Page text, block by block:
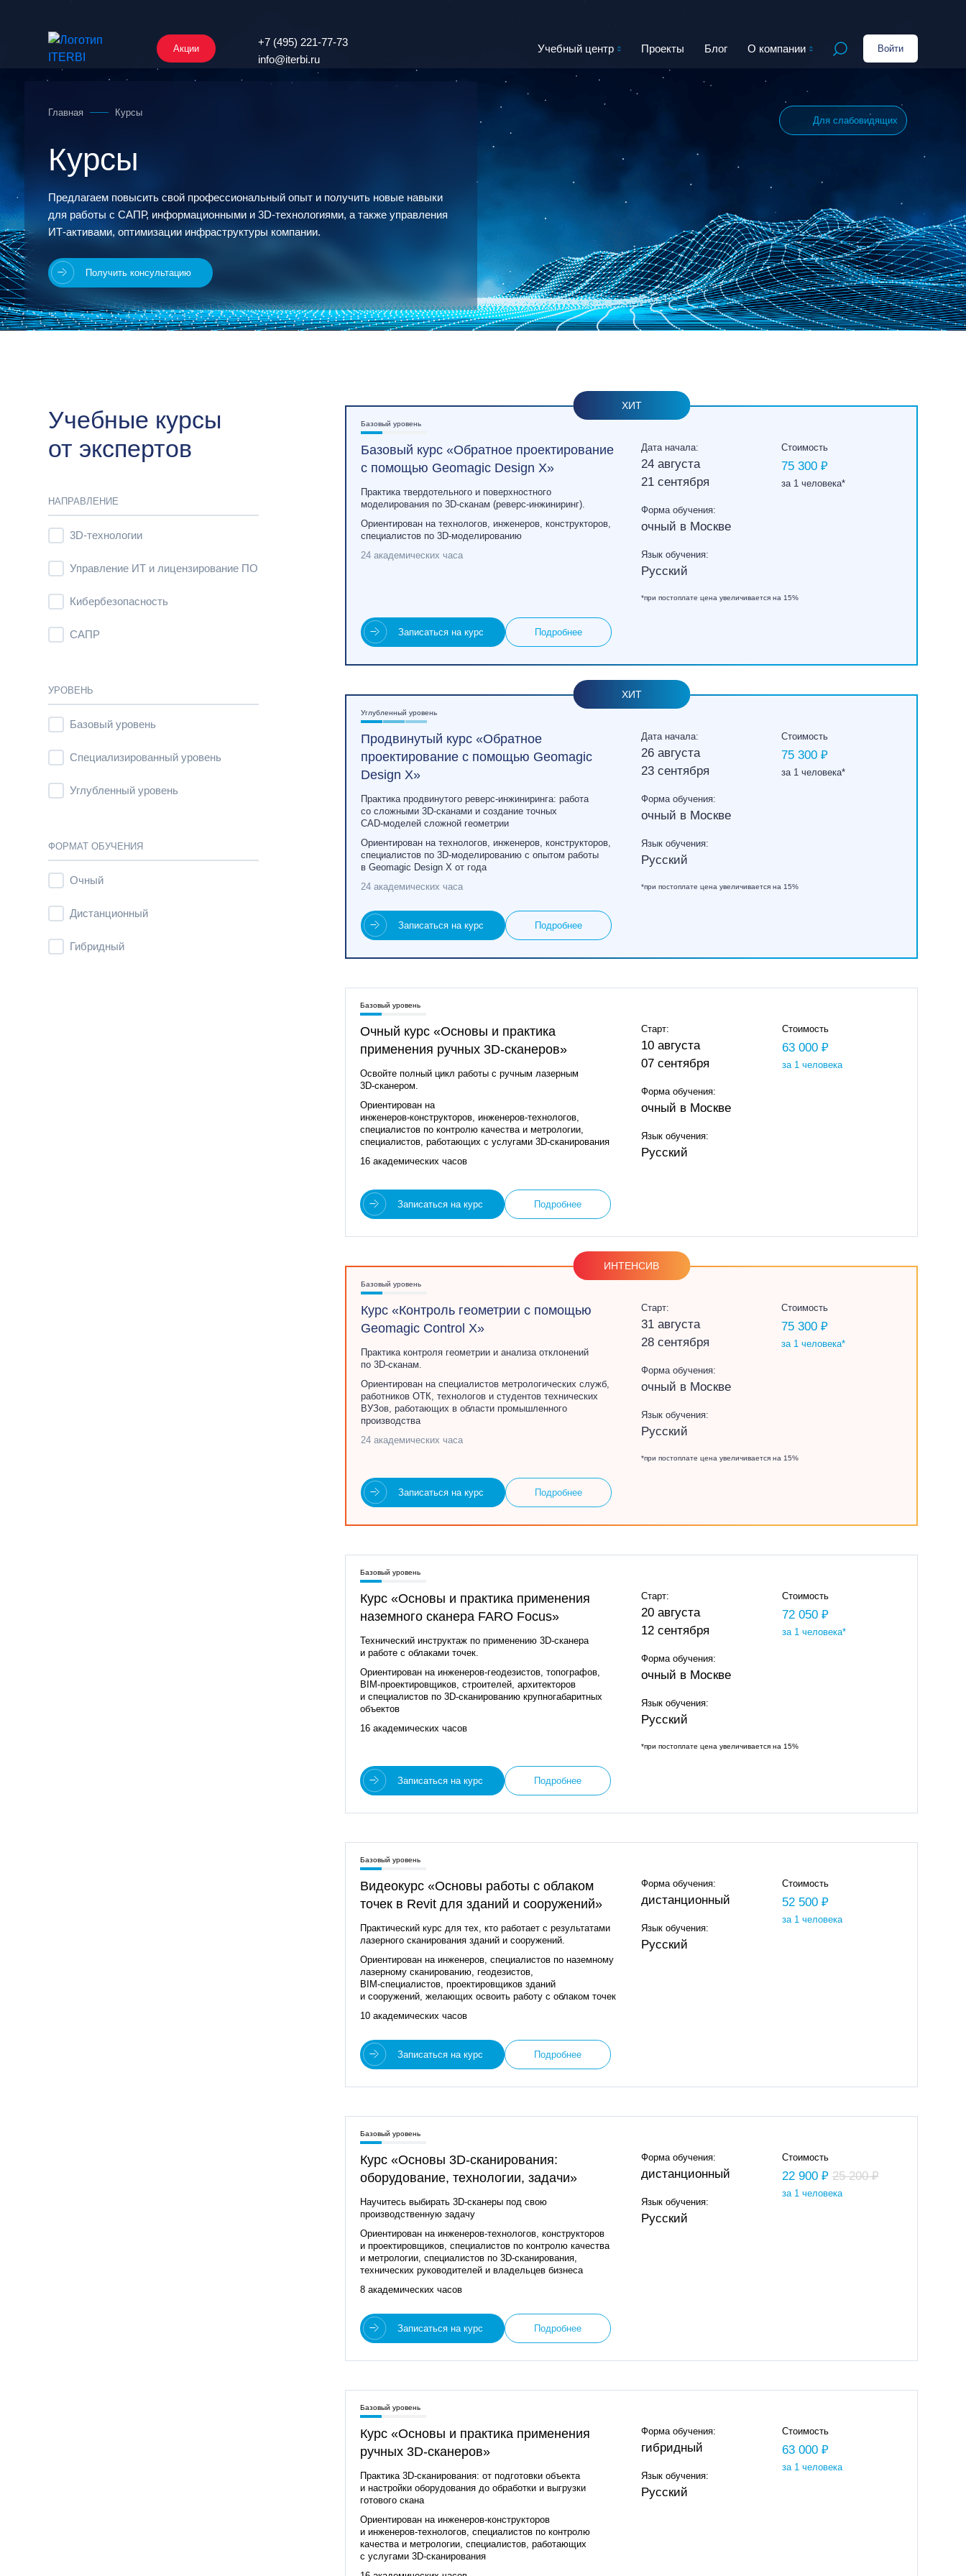
Акции
+7 (495) 221-77-73
info@iterbi.ru
Учебный центр Проекты Блог
О компании
Открыть поиск
Войти
Главная Курсы
Курсы
Предлагаем повысить свой профессиональный опыт и получить новые навыки
для работы с САПР, информационными и 3D‑технологиями, а также управления
ИТ‑активами, оптимизации инфраструктуры компании.
Получить консультацию
Для слабовидящих
Учебные курсы
от экспертов
НАПРАВЛЕНИЕ
3D-технологии
Управление ИТ и лицензирование ПО
Кибербезопасность
CАПР
УРОВЕНЬ
Базовый уровень
Специализированный уровень
Углубленный уровень
ФОРМАТ ОБУЧЕНИЯ
Очный
Дистанционный
Гибридный
ХИТ
Базовый уровень
Базовый курс «Обратное проектирование
с помощью Geomagic Design X»
Практика твердотельного и поверхностного
моделирования по 3D‑сканам (реверс‑инжиниринг).
Ориентирован на технологов, инженеров, конструкторов,
специалистов по 3D‑моделированию
24 академических часа
Дата начала:
24 августа
21 сентября
Форма обучения:
очный в Москве
Язык обучения:
Русский
Стоимость
75 300 ₽
за 1 человека*
*при постоплате цена увеличивается на 15%
Записаться на курс Подробнее
ХИТ
Углубленный уровень
Продвинутый курс «Обратное
проектирование с помощью Geomagic
Design X»
Практика продвинутого реверс‑инжиниринга: работа
со сложными 3D‑сканами и создание точных
CAD‑моделей сложной геометрии
Ориентирован на технологов, инженеров, конструкторов,
специалистов по 3D‑моделированию с опытом работы
в Geomagic Design X от года
24 академических часа
Дата начала:
26 августа
23 сентября
Форма обучения:
очный в Москве
Язык обучения:
Русский
Стоимость
75 300 ₽
за 1 человека*
*при постоплате цена увеличивается на 15%
Записаться на курс Подробнее
Базовый уровень
Очный курс «Основы и практика
применения ручных 3D‑сканеров»
Освойте полный цикл работы с ручным лазерным
3D‑сканером.
Ориентирован на
инженеров‑конструкторов, инженеров‑технологов,
специалистов по контролю качества и метрологии,
специалистов, работающих с услугами 3D‑сканирования
16 академических часов
Старт:
10 августа
07 сентября
Форма обучения:
очный в Москве
Язык обучения:
Русский
Стоимость
63 000 ₽
за 1 человека
Записаться на курс Подробнее
ИНТЕНСИВ
Базовый уровень
Курс «Контроль геометрии с помощью
Geomagic Control X»
Практика контроля геометрии и анализа отклонений
по 3D‑сканам.
Ориентирован на специалистов метрологических служб,
работников ОТК, технологов и студентов технических
ВУЗов, работающих в области промышленного
производства
24 академических часа
Старт:
31 августа
28 сентября
Форма обучения:
очный в Москве
Язык обучения:
Русский
Стоимость
75 300 ₽
за 1 человека*
*при постоплате цена увеличивается на 15%
Записаться на курс Подробнее
Базовый уровень
Курс «Основы и практика применения
наземного сканера FARO Focus»
Технический инструктаж по применению 3D‑сканера
и работе с облаками точек.
Ориентирован на инженеров-геодезистов, топографов,
BIM‑проектировщиков, строителей, архитекторов
и специалистов по 3D‑сканированию крупногабаритных
объектов
16 академических часов
Старт:
20 августа
12 сентября
Форма обучения:
очный в Москве
Язык обучения:
Русский
Стоимость
72 050 ₽
за 1 человека*
*при постоплате цена увеличивается на 15%
Записаться на курс Подробнее
Базовый уровень
Видеокурс «Основы работы с облаком
точек в Revit для зданий и сооружений»
Практический курс для тех, кто работает с результатами
лазерного сканирования зданий и сооружений.
Ориентирован на инженеров, специалистов по наземному
лазерному сканированию, геодезистов,
BIM‑специалистов, проектировщиков зданий
и сооружений, желающих освоить работу с облаком точек
10 академических часов
Форма обучения:
дистанционный
Язык обучения:
Русский
Стоимость
52 500 ₽
за 1 человека
Записаться на курс Подробнее
Базовый уровень
Курс «Основы 3D‑сканирования:
оборудование, технологии, задачи»
Научитесь выбирать 3D‑сканеры под свою
производственную задачу
Ориентирован на инженеров‑технологов, конструкторов
и проектировщиков, специалистов по контролю качества
и метрологии, специалистов по 3D‑сканирования,
технических руководителей и владельцев бизнеса
8 академических часов
Форма обучения:
дистанционный
Язык обучения:
Русский
Стоимость
22 900 ₽ 25 200 ₽
за 1 человека
Записаться на курс Подробнее
Базовый уровень
Курс «Основы и практика применения
ручных 3D‑сканеров»
Практика 3D‑сканирования: от подготовки объекта
и настройки оборудования до обработки и выгрузки
готового скана
Ориентирован на инженеров‑конструкторов
и инженеров‑технологов, специалистов по контролю
качества и метрологии, специалистов, работающих
с услугами 3D‑сканирования
Форма обучения:
гибридный
Язык обучения:
Русский
Стоимость
63 000 ₽
за 1 человека